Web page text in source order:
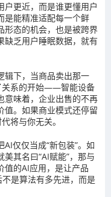
户更近，而是谁更懂用户
能精准适配每一个鲜
形态的机会，也是被跨界
缺乏用户睡眠数据，就有
辑下，当商品卖出那一
关系的开始——智能设备
意味着，企业出售的不再
。 如果商业模式还停留
将与你无关。
仅仅当成“新包装”。如
其名曰“AI赋能”，那与
值的AI应用，是让产品
是算法有多先进，而是